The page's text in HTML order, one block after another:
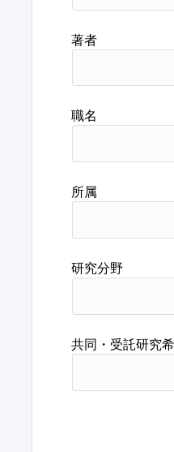
著者
職名
所属
研究分野
共同・受託研究